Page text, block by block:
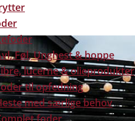
Føl, Unghest & hoppe
lucerne & olieprodukter
til opfedning
med særlige behov